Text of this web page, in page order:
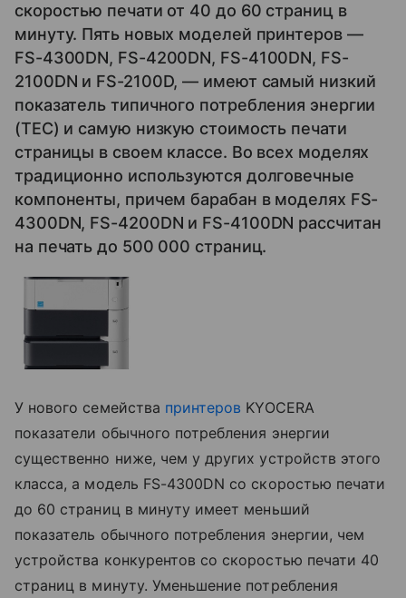
скоростью печати от 40 до 60 страниц в
минуту. Пять новых моделей принтеров —
FS-4300DN, FS-4200DN, FS-4100DN, FS-
2100DN и FS-2100D, — имеют самый низкий
показатель типичного потребления энергии
(TEC) и самую низкую стоимость печати
страницы в своем классе. Во всех моделях
традиционно используются долговечные
компоненты, причем барабан в моделях FS-
4300DN, FS-4200DN и FS-4100DN рассчитан
на печать до 500 000 страниц.
У нового семейства принтеров KYOCERA
показатели обычного потребления энергии
существенно ниже, чем у других устройств этого
класса, а модель FS-4300DN со скоростью печати
до 60 страниц в минуту имеет меньший
показатель обычного потребления энергии, чем
устройства конкурентов со скоростью печати 40
страниц в минуту. Уменьшение потребления